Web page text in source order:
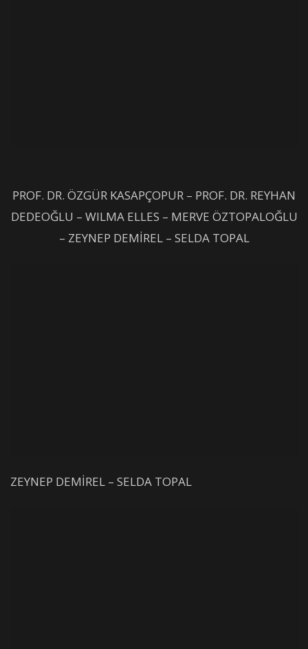
PROF. DR. ÖZGÜR KASAPÇOPUR – PROF. DR. REYHAN
DEDEOĞLU – WILMA ELLES – MERVE ÖZTOPALOĞLU
– ZEYNEP DEMİREL – SELDA TOPAL
ZEYNEP DEMİREL – SELDA TOPAL